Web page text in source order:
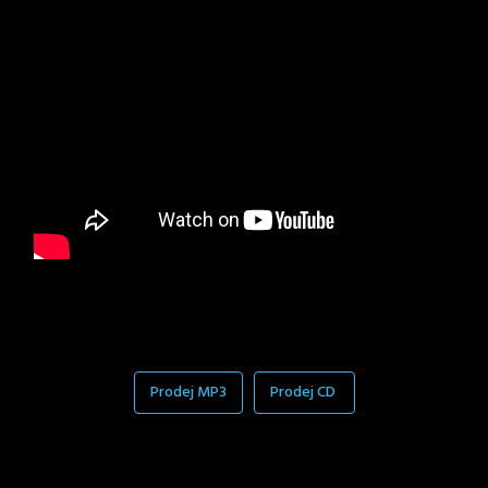
Prodej MP3 Prodej CD